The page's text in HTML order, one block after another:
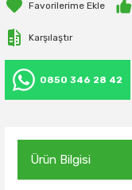
Karşılaştır
0850 346 28 42
Ürün Bilgisi